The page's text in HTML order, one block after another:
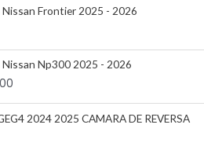
Nissan Frontier 2025 - 2026
Nissan Np300 2025 - 2026
2024 2025 CAMARA DE REVERSA